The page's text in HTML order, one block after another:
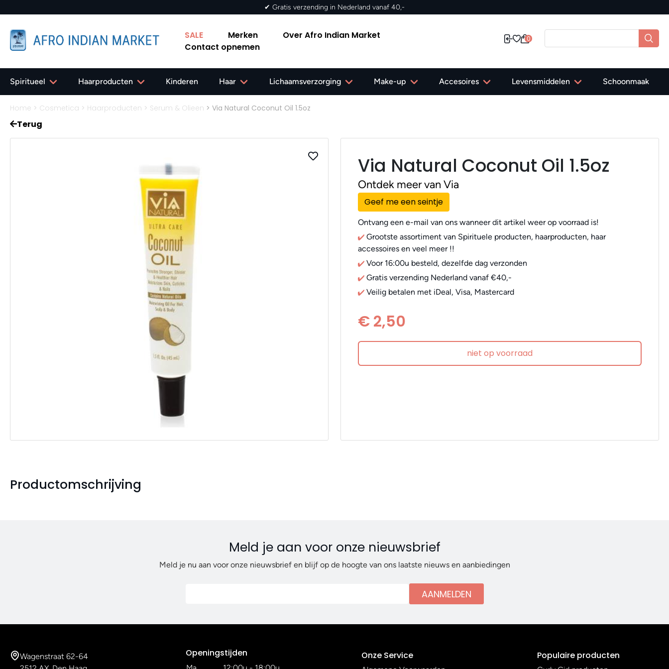
SALE Merken
Over Afro Indian Market
Contact opnemen
0
Spiritueel Haarproducten Kinderen Haar Lichaamsverzorging Make-up Accesoires Levensmiddelen Schoonmaak
Home > Cosmetica > Haarproducten > Serum & Olieen > Via Natural Coconut Oil 1.5oz
Terug
Via Natural Coconut Oil 1.5oz
Ontdek meer van Via
Geef me een seintje
Ontvang een e-mail van ons wanneer dit artikel weer op voorraad is!
Grootste assortiment van Spirituele producten, haarproducten, haar
accessoires en veel meer !!
Voor 16:00u besteld, dezelfde dag verzonden
Gratis verzending Nederland vanaf €40,-
Veilig betalen met iDeal, Visa, Mastercard
€ 2,50
niet op voorraad
Productomschrijving
Meld je aan voor onze nieuwsbrief
Meld je nu aan voor onze nieuwsbrief en blijf op de hoogte van ons laatste nieuws en aanbiedingen
AANMELDEN
Wagenstraat 62-64
Openingstijden Onze Service Populaire producten